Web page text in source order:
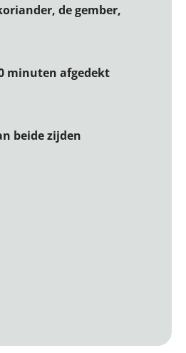
de gember,
minuten afgedekt
beide zijden